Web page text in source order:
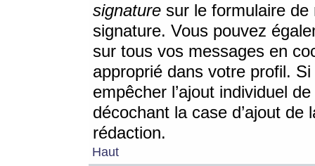
signature sur le formulaire de
signature. Vous pouvez
sur tous vos messages en
approprié dans votre profil.
empêcher l’ajout individuel
décochant la case d’ajout
rédaction.
Haut